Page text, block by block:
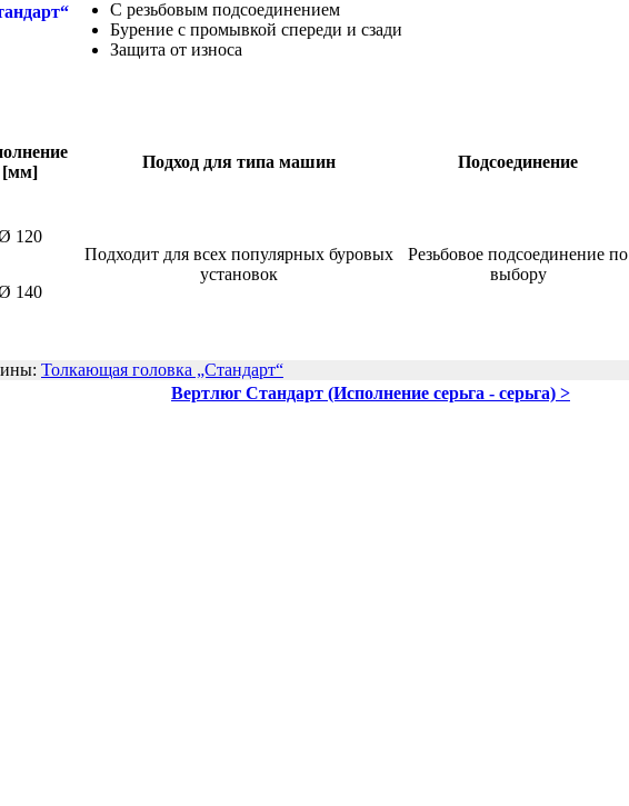
С резьбовым подсоединением
Бурение с промывкой спереди и сзади
Защита от износа
[мм]
Подход для типа машин Подсоединение
120
Подходит для всех популярных буровых
установок
Резьбовое подсоединение по
выбору
140
Толкающая головка „Стандарт“
Вертлюг Стандарт (Исполнение серьга - серьга) >